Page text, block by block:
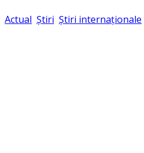
Actual Știri Știri internaționale